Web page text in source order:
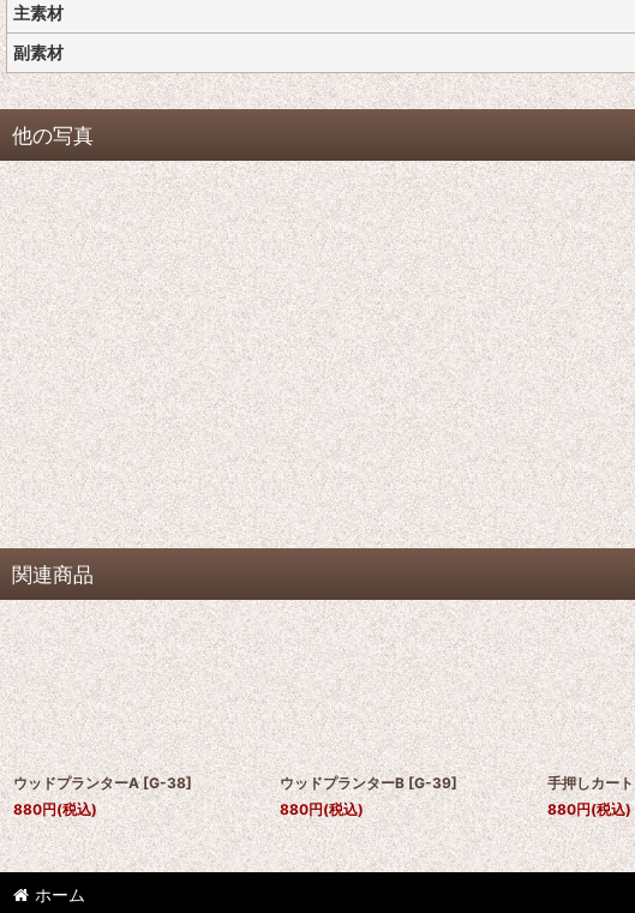
主素材
副素材
他の写真
関連商品
ウッドプランターA [G-38]
880円(税込)
ウッドプランターB [G-39]
880円(税込)
手押しカート
880円(税込)
ホーム